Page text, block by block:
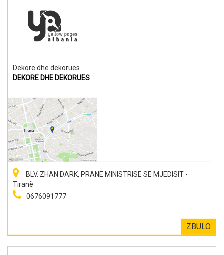
Dekore dhe dekorues
DEKORE DHE DEKORUES
BLV. ZHAN DARK, PRANE MINISTRISE SE MJEDISIT -
Tiranë
0676091777
ZBULO